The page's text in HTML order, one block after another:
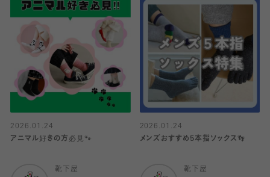
2026.01.24
アニマル好きの方必見🐾
靴下屋
2026.01.24
メンズおすすめ5本指ソックス👣
靴下屋